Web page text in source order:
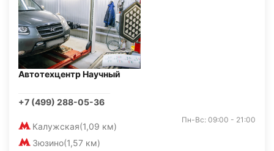
Автотехцентр Научный
+7 (499) 288-05-36
Калужская(1,09 км)
Зюзино(1,57 км)
Пн-Вс: 09:00 - 21:00